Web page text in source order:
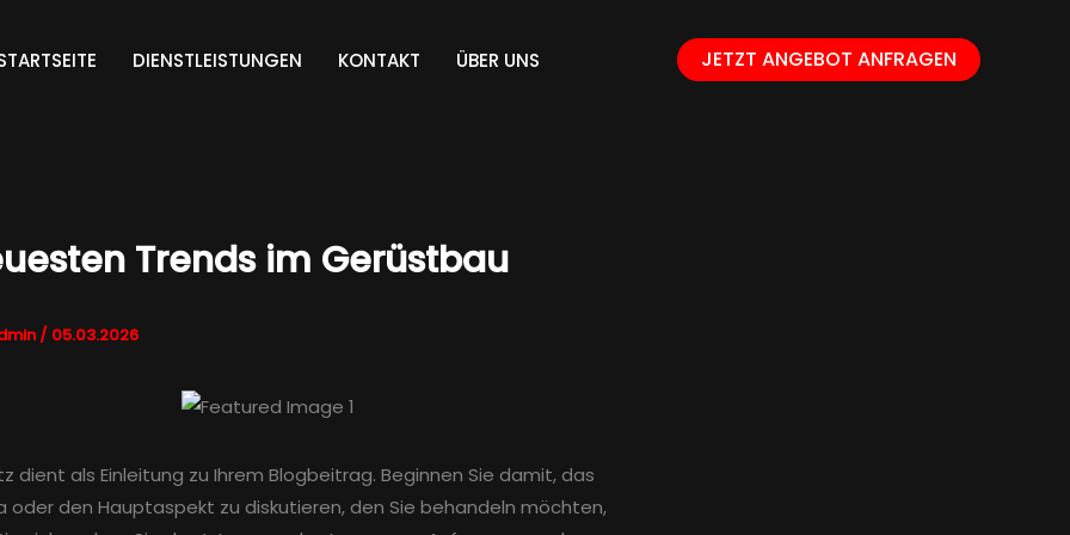
DIENSTLEISTUNGEN KONTAKT ÜBER UNS JETZT ANGEBOT ANFRAGEN
Trends im Gerüstbau
/ 05.03.2026
dient als Einleitung zu Ihrem Blogbeitrag. Beginnen Sie damit, das
oder den Hauptaspekt zu diskutieren, den Sie behandeln möchten,